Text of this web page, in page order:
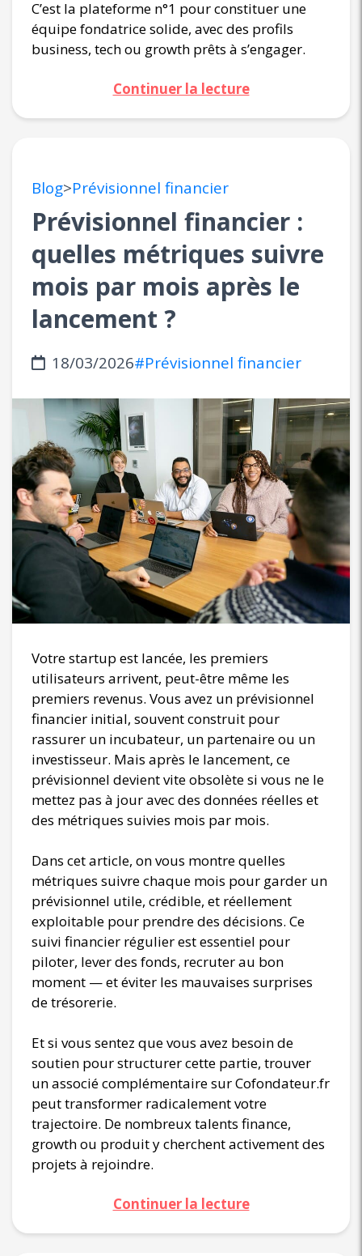
C’est la plateforme n°1 pour constituer une
équipe fondatrice solide, avec des profils
business, tech ou growth prêts à s’engager.
Continuer la lecture
Blog>Prévisionnel financier
Prévisionnel financier :
quelles métriques suivre
mois par mois après le
lancement ?
18/03/2026#Prévisionnel financier
Votre startup est lancée, les premiers
utilisateurs arrivent, peut-être même les
premiers revenus. Vous avez un prévisionnel
financier initial, souvent construit pour
rassurer un incubateur, un partenaire ou un
investisseur. Mais après le lancement, ce
prévisionnel devient vite obsolète si vous ne le
mettez pas à jour avec des données réelles et
des métriques suivies mois par mois.
Dans cet article, on vous montre quelles
métriques suivre chaque mois pour garder un
prévisionnel utile, crédible, et réellement
exploitable pour prendre des décisions. Ce
suivi financier régulier est essentiel pour
piloter, lever des fonds, recruter au bon
moment — et éviter les mauvaises surprises
de trésorerie.
Et si vous sentez que vous avez besoin de
soutien pour structurer cette partie, trouver
un associé complémentaire sur Cofondateur.fr
peut transformer radicalement votre
trajectoire. De nombreux talents finance,
growth ou produit y cherchent activement des
projets à rejoindre.
Continuer la lecture